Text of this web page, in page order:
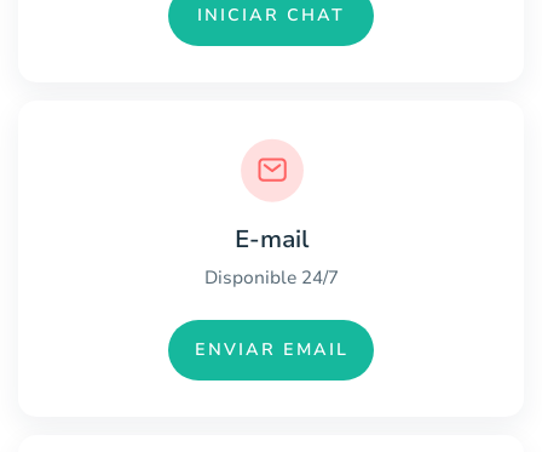
INICIAR CHAT
E-mail
Disponible 24/7
ENVIAR EMAIL